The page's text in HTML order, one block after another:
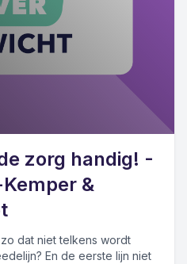
zorg handig! -
&
dat niet telkens wordt
En de eerste lijn niet